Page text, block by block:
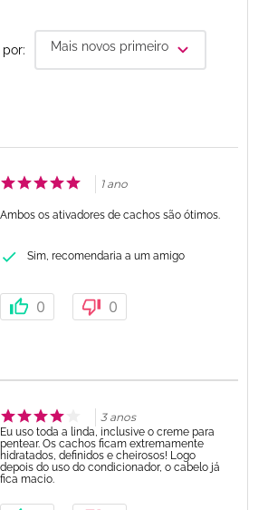
Mais novos primeiro
1 ano
Ambos os ativadores de cachos são ótimos.
Sim, recomendaria a um amigo
0 0
3 anos
Eu uso toda a linda, inclusive o creme para
pentear. Os cachos ficam extremamente
hidratados, definidos e cheirosos! Logo
depois do uso do condicionador, o cabelo já
fica macio.